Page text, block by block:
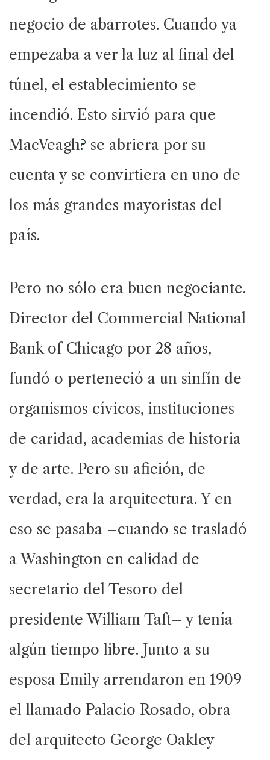
negocio de abarrotes. Cuando ya
empezaba a ver la luz al final del
túnel, el establecimiento se
incendió. Esto sirvió para que
MacVeagh? se abriera por su
cuenta y se convirtiera en uno de
los más grandes mayoristas del
país.
Pero no sólo era buen negociante.
Director del Commercial National
Bank of Chicago por 28 años,
fundó o perteneció a un sinfín de
organismos cívicos, instituciones
de caridad, academias de historia
y de arte. Pero su afición, de
verdad, era la arquitectura. Y en
eso se pasaba –cuando se trasladó
a Washington en calidad de
secretario del Tesoro del
presidente William Taft– y tenía
algún tiempo libre. Junto a su
esposa Emily arrendaron en 1909
el llamado Palacio Rosado, obra
del arquitecto George Oakley